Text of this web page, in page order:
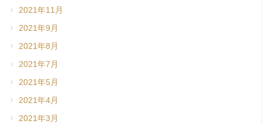
2021年11月
2021年9月
2021年8月
2021年7月
2021年5月
2021年4月
2021年3月